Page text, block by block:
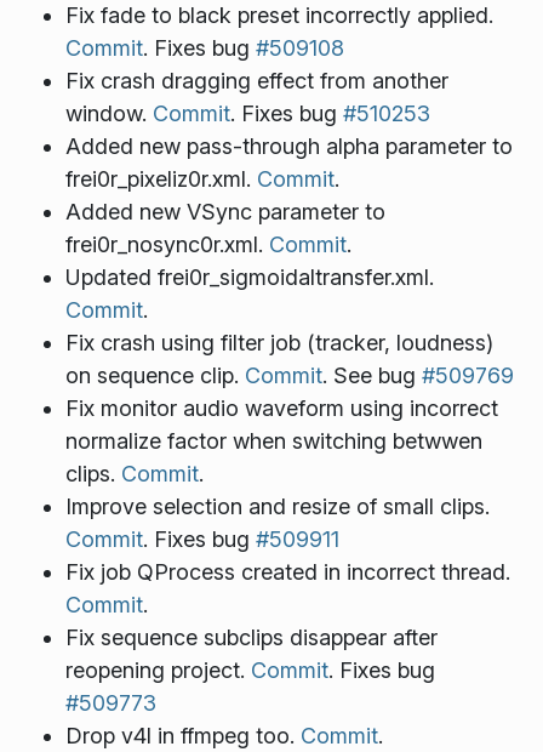
Fix fade to black preset incorrectly applied.
Commit. Fixes bug #509108
Fix crash dragging effect from another
window. Commit. Fixes bug #510253
Added new pass-through alpha parameter to
frei0r_pixeliz0r.xml. Commit.
Added new VSync parameter to
frei0r_nosync0r.xml. Commit.
Updated frei0r_sigmoidaltransfer.xml.
Commit.
Fix crash using filter job (tracker, loudness)
on sequence clip. Commit. See bug #509769
Fix monitor audio waveform using incorrect
normalize factor when switching betwwen
clips. Commit.
Improve selection and resize of small clips.
Commit. Fixes bug #509911
Fix job QProcess created in incorrect thread.
Commit.
Fix sequence subclips disappear after
reopening project. Commit. Fixes bug
#509773
Drop v4l in ffmpeg too. Commit.